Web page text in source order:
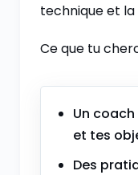
technique et la
Ce que tu
Un
et tes
Des